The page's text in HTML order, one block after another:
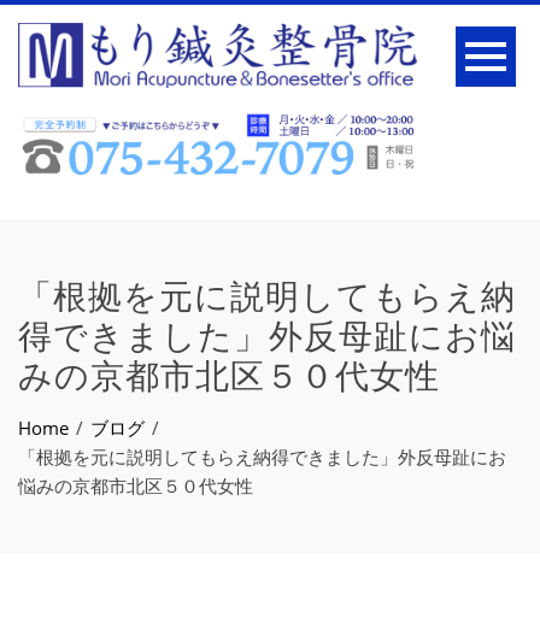
「根拠を元に説明してもらえ納
得できました」外反母趾にお悩
みの京都市北区５０代女性
Home
ブログ
「根拠を元に説明してもらえ納得できました」外反母趾にお
悩みの京都市北区５０代女性